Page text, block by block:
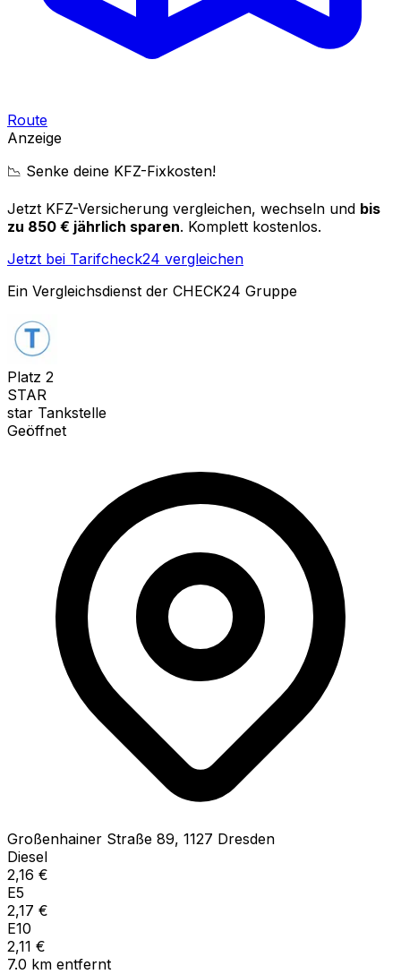
Route
Anzeige
📉 Senke deine KFZ-Fixkosten!
Jetzt KFZ-Versicherung vergleichen, wechseln und bis
zu 850 € jährlich sparen. Komplett kostenlos.
Jetzt bei Tarifcheck24 vergleichen
Ein Vergleichsdienst der CHECK24 Gruppe
Platz 2
STAR
star Tankstelle
Geöffnet
Großenhainer Straße 89, 1127 Dresden
Diesel
2,16 €
E5
2,17 €
E10
2,11 €
7.0 km entfernt